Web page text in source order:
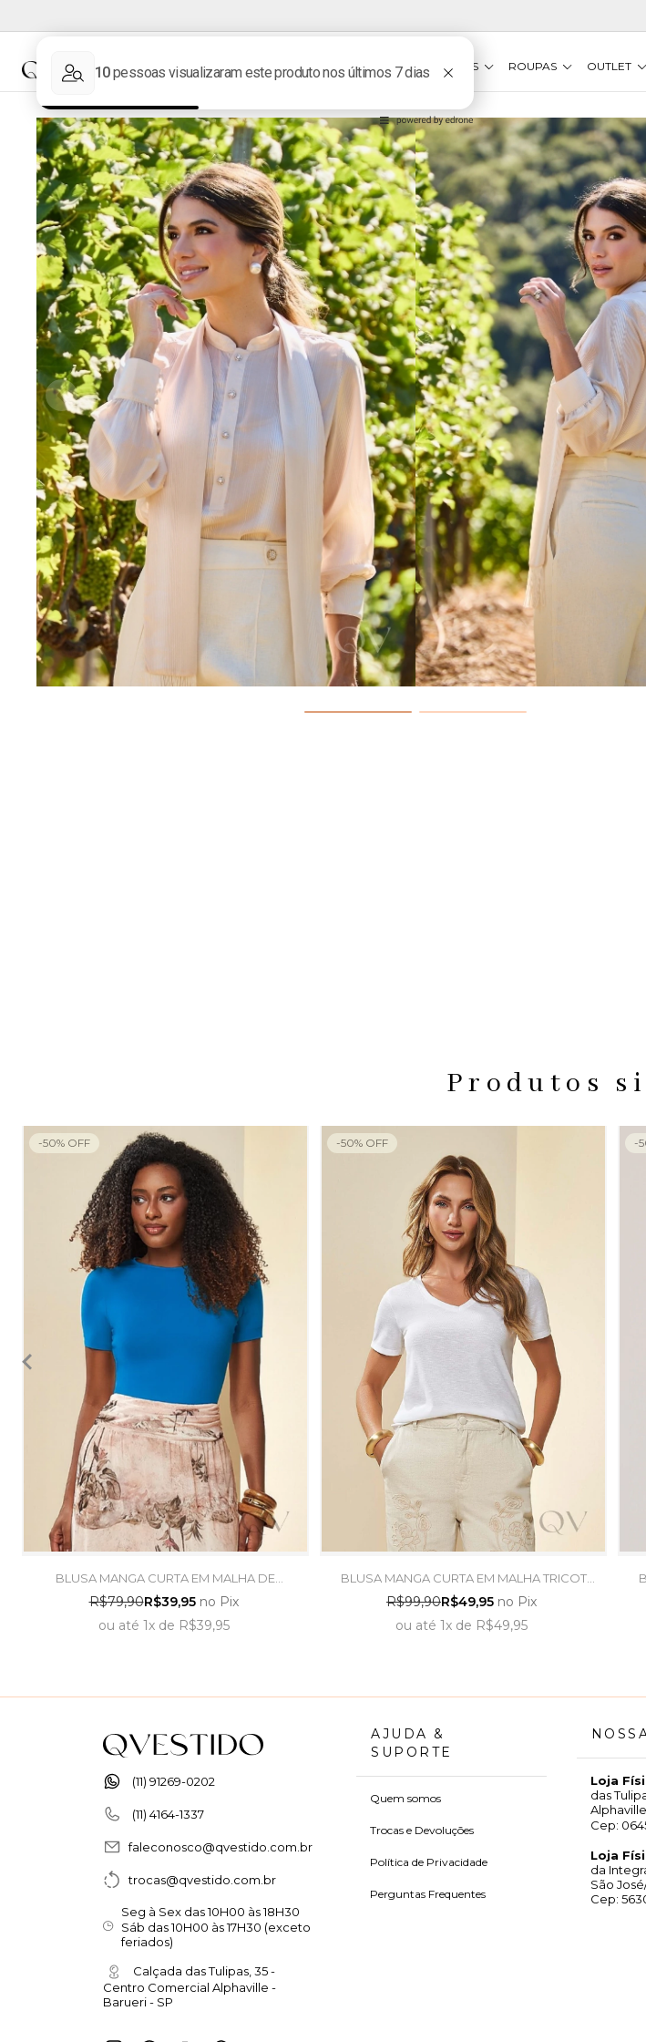
NOVIDADES MARCAS VESTIDOS ROUPAS OUTLET
Produtos
BLUSA MANGA CURTA EM MALHA DE
ALGODÃO AZUL JEANS - DOCE TRAMA
R$79,90R$39,95 no Pix
ou até 1xde R$39,95
-50% OFF
BLUSA MANGA CURTA EM MALHA TRICOT
FLAMÊ BRANCO - DOCE TRAMA
R$99,90R$49,95 no Pix
ou até 1x de R$49,95
-50% OFF -
(11) 91269-0202
(11) 4164-1337
faleconosco@qvestido.com.br
trocas@qvestido.com.br
Seg à Sex das 10H00 às 18H30
Sáb das 10H00 às 17H30 (exceto
feriados)
Calçada das Tulipas, 35 -
Centro Comercial Alphaville -
Barueri - SP
AJUDA &
SUPORTE
Quem somos
Trocas e Devoluções
Política de Privacidade
Perguntas Frequentes
Loja
das
Cep:
Loja
da
São
Cep: